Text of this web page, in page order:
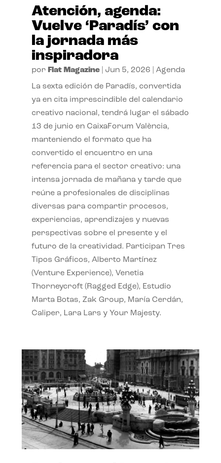
Atención, agenda:
Vuelve ‘Paradís’ con
la jornada más
inspiradora
por Flat Magazine| Jun 5, 2026 Agenda
La sexta edición de Paradís, convertida
ya en cita imprescindible del calendario
creativo nacional, tendrá lugar el sábado
13 de junio en CaixaForum València,
manteniendo el formato que ha
convertido el encuentro en una
referencia para el sector creativo: una
intensa jornada de mañana y tarde que
reúne a profesionales de disciplinas
diversas para compartir procesos,
experiencias, aprendizajes y nuevas
perspectivas sobre el presente y el
futuro de la creatividad. Participan Tres
Tipos Gráficos, Alberto Martínez
(Venture Experience), Venetia
Thorneycroft (Ragged Edge), Estudio
Marta Botas, Zak Group, María Cerdán,
Caliper, Lara Lars y Your Majesty.